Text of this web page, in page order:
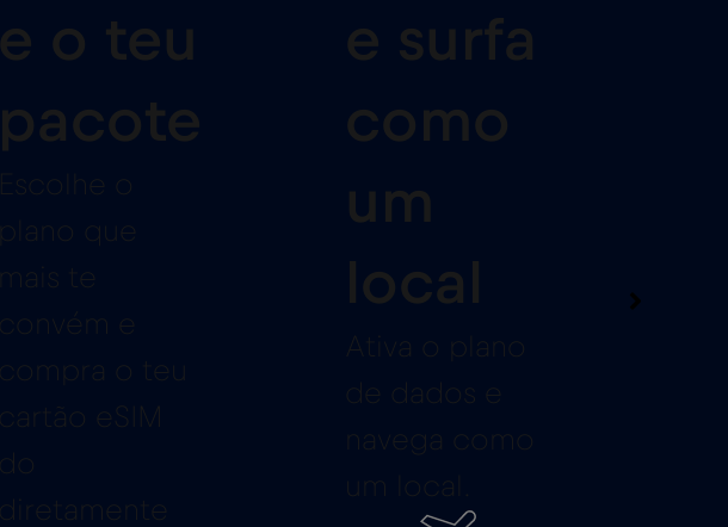
e o teu
pacote
Escolhe o
plano que
mais te
convém e
compra o teu
cartão eSIM
diretamente
e surfa
como
um
local
Ativa o plano
de dados e
navega como
um local.